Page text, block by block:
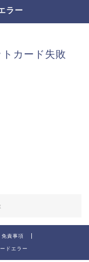
ラー
カード失敗
免責事項
ドエラー